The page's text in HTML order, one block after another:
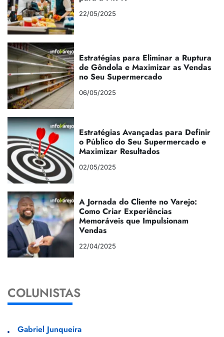
22/05/2025
Estratégias para Eliminar a Ruptura
de Gôndola e Maximizar as Vendas
no Seu Supermercado
06/05/2025
Estratégias Avançadas para Definir
o Público do Seu Supermercado e
Maximizar Resultados
02/05/2025
A Jornada do Cliente no Varejo:
Como Criar Experiências
Memoráveis que Impulsionam
Vendas
22/04/2025
COLUNISTAS
Gabriel Junqueira